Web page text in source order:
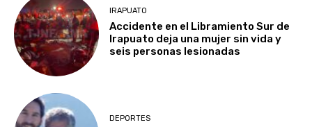
IRAPUATO
Accidente en el Libramiento Sur de
Irapuato deja una mujer sin vida y
seis personas lesionadas
DEPORTES